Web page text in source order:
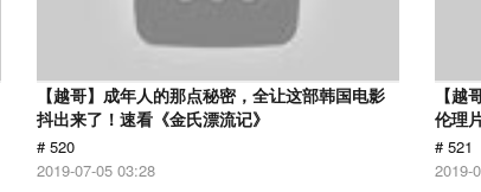
【越哥】成年人的那点秘密，全让这部韩国电影
抖出来了！速看《金氏漂流记》
# 520
2019-07-05 03:28
【越
伦理
# 521
2019-